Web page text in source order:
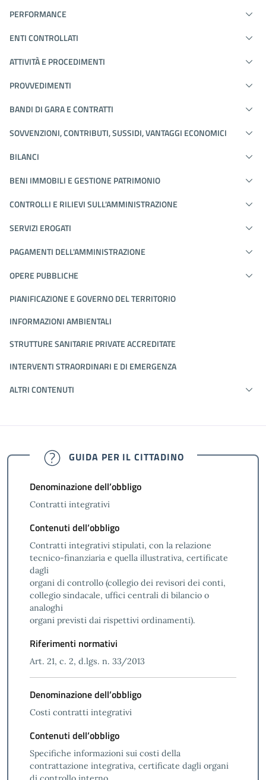
PERFORMANCE
ENTI CONTROLLATI
ATTIVITÀ E PROCEDIMENTI
PROVVEDIMENTI
BANDI DI GARA E CONTRATTI
SOVVENZIONI, CONTRIBUTI, SUSSIDI, VANTAGGI ECONOMICI
BILANCI
BENI IMMOBILI E GESTIONE PATRIMONIO
CONTROLLI E RILIEVI SULL'AMMINISTRAZIONE
SERVIZI EROGATI
PAGAMENTI DELL'AMMINISTRAZIONE
OPERE PUBBLICHE
PIANIFICAZIONE E GOVERNO DEL TERRITORIO
INFORMAZIONI AMBIENTALI
STRUTTURE SANITARIE PRIVATE ACCREDITATE
INTERVENTI STRAORDINARI E DI EMERGENZA
ALTRI CONTENUTI
GUIDA PER IL CITTADINO
Denominazione dell’obbligo
Contratti integrativi
Contenuti dell’obbligo
Contratti integrativi stipulati, con la relazione
tecnico-finanziaria e quella illustrativa, certificate
dagli
organi di controllo (collegio dei revisori dei conti,
collegio sindacale, uffici centrali di bilancio o
analoghi
organi previsti dai rispettivi ordinamenti).
Riferimenti normativi
Art. 21, c. 2, d.lgs. n. 33/2013
Denominazione dell’obbligo
Costi contratti integrativi
Contenuti dell’obbligo
Specifiche informazioni sui costi della
contrattazione integrativa, certificate dagli organi